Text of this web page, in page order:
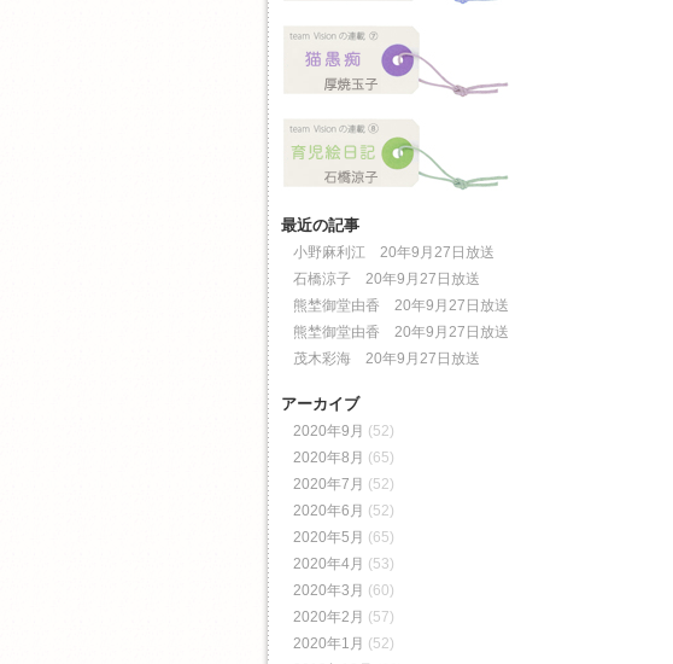
最近の記事
小野麻利江 20年9月27日放送
石橋涼子 20年9月27日放送
熊埜御堂由香 20年9月27日放送
熊埜御堂由香 20年9月27日放送
茂木彩海 20年9月27日放送
アーカイブ
2020年9月 (52)
2020年8月 (65)
2020年7月 (52)
2020年6月 (52)
2020年5月 (65)
2020年4月 (53)
2020年3月 (60)
2020年2月 (57)
2020年1月 (52)